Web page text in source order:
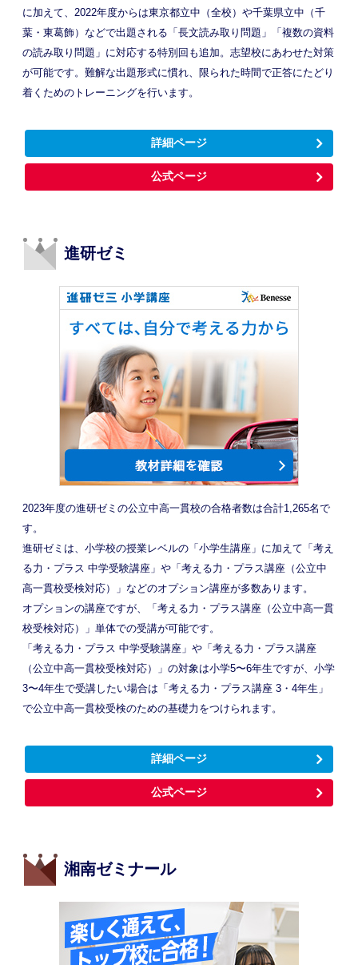
に加えて、2022年度からは東京都立中（全校）や千葉県立中（千
葉・東葛飾）などで出題される「長文読み取り問題」「複数の資料
の読み取り問題」に対応する特別回も追加。志望校にあわせた対策
が可能です。難解な出題形式に慣れ、限られた時間で正答にたどり
着くためのトレーニングを行います。
詳細ページ
公式ページ
進研ゼミ
2023年度の進研ゼミの公立中高一貫校の合格者数は合計1,265名で
す。
進研ゼミは、小学校の授業レベルの「小学生講座」に加えて「考え
る力・プラス 中学受験講座」や「考える力・プラス講座（公立中
高一貫校受検対応）」などのオプション講座が多数あります。
オプションの講座ですが、「考える力・プラス講座（公立中高一貫
校受検対応）」単体での受講が可能です。
「考える力・プラス 中学受験講座」や「考える力・プラス講座
（公立中高一貫校受検対応）」の対象は小学5〜6年生ですが、小学
3〜4年生で受講したい場合は「考える力・プラス講座 3・4年生」
で公立中高一貫校受検のための基礎力をつけられます。
詳細ページ
公式ページ
湘南ゼミナール